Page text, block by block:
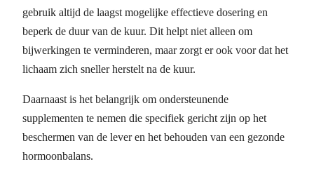
gebruik altijd de laagst mogelijke effectieve dosering en
beperk de duur van de kuur. Dit helpt niet alleen om
bijwerkingen te verminderen, maar zorgt er ook voor dat het
lichaam zich sneller herstelt na de kuur.
Daarnaast is het belangrijk om ondersteunende
supplementen te nemen die specifiek gericht zijn op het
beschermen van de lever en het behouden van een gezonde
hormoonbalans.